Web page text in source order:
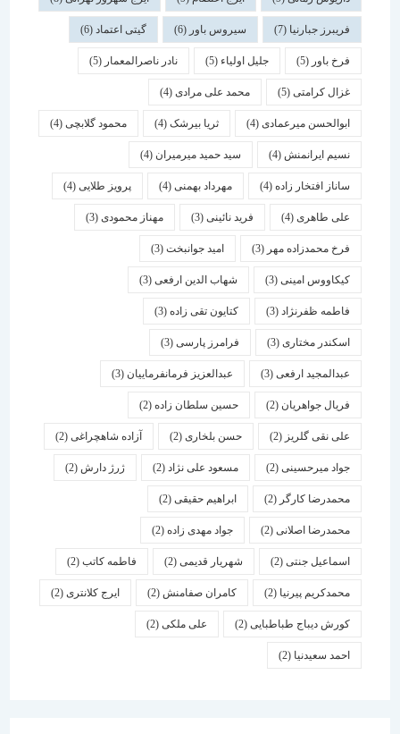
فریبرز جبارنیا(7) سیروس باور(6) گیتی اعتماد(6)
فرخ باور(5) جلیل اولیاء(5) نادر ناصرالمعمار (5)
غزال کرامتی(5) محمد علی مرادی(4)
ابوالحسن میرعمادی(4) ثریا بیرشک(4) محمود گلابچی(4)
نسیم ایرانمنش(4) سید حمید میرمیران(4)
ساناز افتخار زاده(4) مهرداد بهمنی (4) پرویز طلایی(4)
علی طاهری(4) فرید نائینی(3) مهناز محمودی(3)
فرخ محمدزاده مهر(3) امید جوانبخت(3)
کیکاووس امینی(3) شهاب الدین ارفعی(3)
فاطمه ظفرنژاد(3) کتایون تقی زاده(3)
اسكندر مختاری (3) فرامرز پارسی(3)
عبدالمجید ارفعی(3) عبدالعزیز فرمانفرماییان(3)
فریال جواهریان(2) حسین سلطان زاده(2)
علی نقی گلریز(2) حسن بلخاری(2) آزاده شاهچراغی(2)
جواد میرحسینی(2) مسعود علی نژاد(2) ژرژ دارش (2)
محمدرضا کارگر(2) ابراهیم حقیقی(2)
محمدرضا اصلانی(2) جواد مهدی زاده(2)
اسماعیل جنتی(2) شهریار قدیمی(2) فاطمه کاتب(2)
محمدکریم پیرنیا (2) کامران صفامنش(2) ایرج کلانتری (2)
کورش دیباج طباطبایی(2) علی ملکی(2)
احمد سعیدنیا (2)